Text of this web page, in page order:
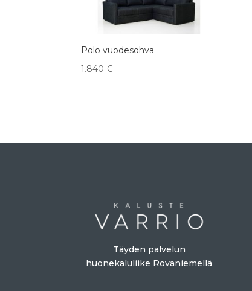
Polo vuodesohva
1.840€
Täyden palvelun
huonekaluliike Rovaniemellä